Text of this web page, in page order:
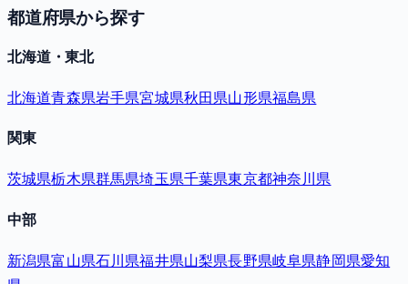
都道府県から探す
北海道・東北
北海道青森県岩手県宮城県秋田県山形県福島県
関東
茨城県栃木県群馬県埼玉県千葉県東京都神奈川県
中部
新潟県富山県石川県福井県山梨県長野県岐阜県静岡県愛知